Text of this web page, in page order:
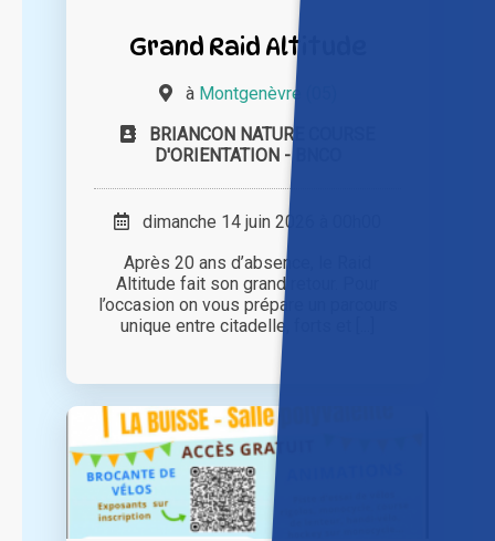
Grand Raid Altitude
à Montgenèvre (05)
BRIANCON NATURE COURSE
D'ORIENTATION - BNCO
dimanche 14 juin 2026 à 00h00
Après 20 ans d’absence, le Raid
Altitude fait son grand retour. Pour
l’occasion on vous prépare un parcours
unique entre citadelle, forts et [...]